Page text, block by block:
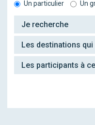
Un particulier Un
Je recherche
Les destinations
Les participants à